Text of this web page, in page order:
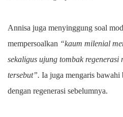
Annisa juga menyinggung soal
mempersoalkan “kaum milenial
sekaligus ujung tombak regenerasi
tersebut”. Ia juga mengaris bawahi
dengan regenerasi sebelumnya.